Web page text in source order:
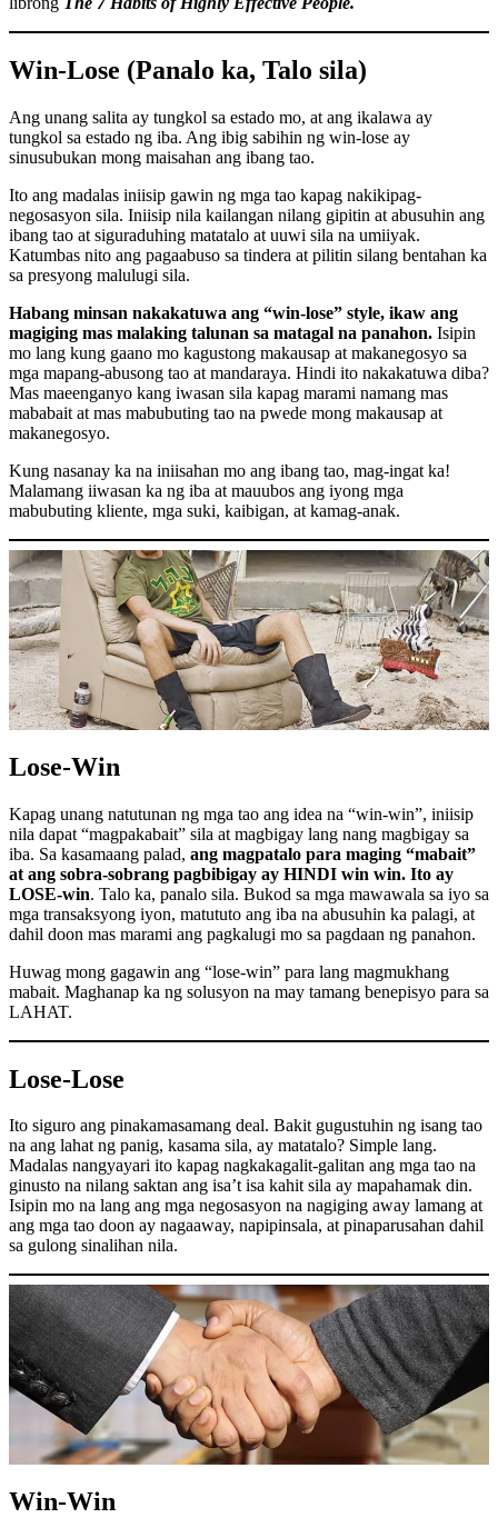
Win-Lose (Panalo ka, Talo sila)
Ang unang salita ay tungkol sa estado mo, at ang ikalawa ay
tungkol sa estado ng iba. Ang ibig sabihin ng win-lose ay
sinusubukan mong maisahan ang ibang tao.
Ito ang madalas iniisip gawin ng mga tao kapag nakikipag-
negosasyon sila. Iniisip nila kailangan nilang gipitin at abusuhin ang
ibang tao at siguraduhing matatalo at uuwi sila na umiiyak.
Katumbas nito ang pagaabuso sa tindera at pilitin silang bentahan ka
sa presyong malulugi sila.
Habang minsan nakakatuwa ang “win-lose” style, ikaw ang
magiging mas malaking talunan sa matagal na panahon. Isipin
mo lang kung gaano mo kagustong makausap at makanegosyo sa
mga mapang-abusong tao at mandaraya. Hindi ito nakakatuwa diba?
Mas maeenganyo kang iwasan sila kapag marami namang mas
mababait at mas mabubuting tao na pwede mong makausap at
makanegosyo.
Kung nasanay ka na iniisahan mo ang ibang tao, mag-ingat ka!
Malamang iiwasan ka ng iba at mauubos ang iyong mga
mabubuting kliente, mga suki, kaibigan, at kamag-anak.
Lose-Win
Kapag unang natutunan ng mga tao ang idea na “win-win”, iniisip
nila dapat “magpakabait” sila at magbigay lang nang magbigay sa
iba. Sa kasamaang palad, ang magpatalo para maging “mabait”
at ang sobra-sobrang pagbibigay ay HINDI win win. Ito ay
LOSE-win. Talo ka, panalo sila. Bukod sa mga mawawala sa iyo sa
mga transaksyong iyon, matututo ang iba na abusuhin ka palagi, at
dahil doon mas marami ang pagkalugi mo sa pagdaan ng panahon.
Huwag mong gagawin ang “lose-win” para lang magmukhang
mabait. Maghanap ka ng solusyon na may tamang benepisyo para sa
LAHAT.
Lose-Lose
Ito siguro ang pinakamasamang deal. Bakit gugustuhin ng isang tao
na ang lahat ng panig, kasama sila, ay matatalo? Simple lang.
Madalas nangyayari ito kapag nagkakagalit-galitan ang mga tao na
ginusto na nilang saktan ang isa’t isa kahit sila ay mapahamak din.
Isipin mo na lang ang mga negosasyon na nagiging away lamang at
ang mga tao doon ay nagaaway, napipinsala, at pinaparusahan dahil
sa gulong sinalihan nila.
Win-Win